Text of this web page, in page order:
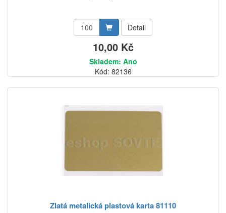
Detail
10,00 Kč
Skladem: Ano
Kód: 82136
Zlatá metalická plastová karta 81110